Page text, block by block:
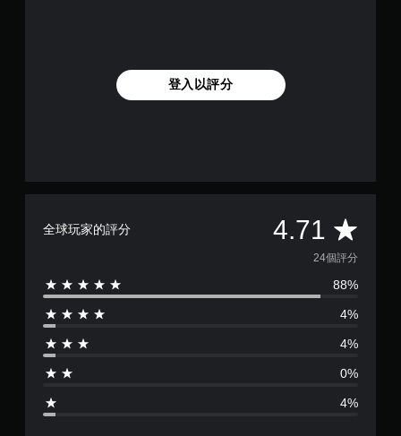
登入以評分
全球玩家的評分 4.71 平
均
評
分
24個評分
88%
4%
4%
0%
4%